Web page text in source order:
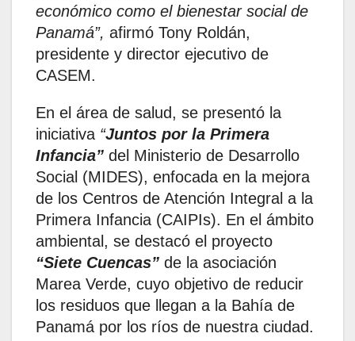
económico como el bienestar social de
Panamá”, afirmó Tony Roldán,
presidente y director ejecutivo de
CASEM.
En el área de salud, se presentó la
iniciativa “Juntos por la Primera
Infancia” del Ministerio de Desarrollo
Social (MIDES), enfocada en la mejora
de los Centros de Atención Integral a la
Primera Infancia (CAIPIs). En el ámbito
ambiental, se destacó el proyecto
“Siete Cuencas” de la asociación
Marea Verde, cuyo objetivo de reducir
los residuos que llegan a la Bahía de
Panamá por los ríos de nuestra ciudad.